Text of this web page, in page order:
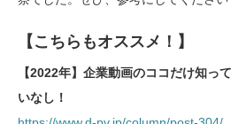
【こちらもオススメ！】
【2022年】企業動画のココだけ知っ
いなし！